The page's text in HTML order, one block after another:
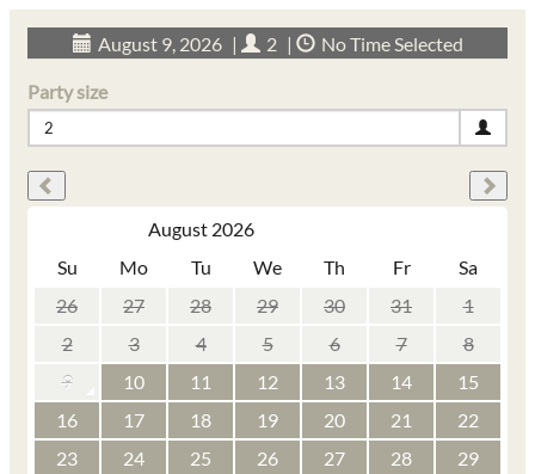
August 9, 2026 | 2 | No Time Selected
Party size
2
August 2026
Su
Mo Tu We Th Fr
Sa
26
27 28 29 30 31
1
2
3 4 5 6 7
8
9
10 11 12 13 14
15
16
17 18 19 20 21
22
23
24 25 26 27 28
29